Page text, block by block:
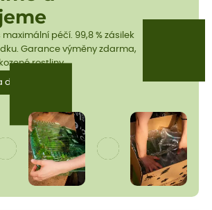
maximální péčí. 99,8 % zásilek
Garance výměny zdarma,
rostliny.
dopravě